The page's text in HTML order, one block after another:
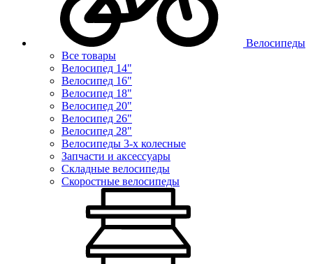
Велосипеды
Все товары
Велосипед 14"
Велосипед 16"
Велосипед 18"
Велосипед 20"
Велосипед 26"
Велосипед 28"
Велосипеды 3-х колесные
Запчасти и аксессуары
Складные велосипеды
Скоростные велосипеды